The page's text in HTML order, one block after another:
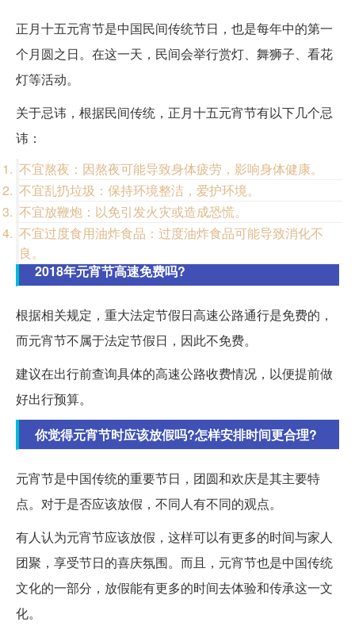
正月十五元宵节是中国民间传统节日，也是每年中的第一
个月圆之日。在这一天，民间会举行赏灯、舞狮子、看花
灯等活动。
关于忌讳，根据民间传统，正月十五元宵节有以下几个忌
讳：
不宜熬夜：因熬夜可能导致身体疲劳，影响身体健康。
不宜乱扔垃圾：保持环境整洁，爱护环境。
不宜放鞭炮：以免引发火灾或造成恐慌。
不宜过度食用油炸食品：过度油炸食品可能导致消化不
良。
2018年元宵节高速免费吗?
根据相关规定，重大法定节假日高速公路通行是免费的，
而元宵节不属于法定节假日，因此不免费。
建议在出行前查询具体的高速公路收费情况，以便提前做
好出行预算。
你觉得元宵节时应该放假吗?怎样安排时间更合理?
元宵节是中国传统的重要节日，团圆和欢庆是其主要特
点。对于是否应该放假，不同人有不同的观点。
有人认为元宵节应该放假，这样可以有更多的时间与家人
团聚，享受节日的喜庆氛围。而且，元宵节也是中国传统
文化的一部分，放假能有更多的时间去体验和传承这一文
化。